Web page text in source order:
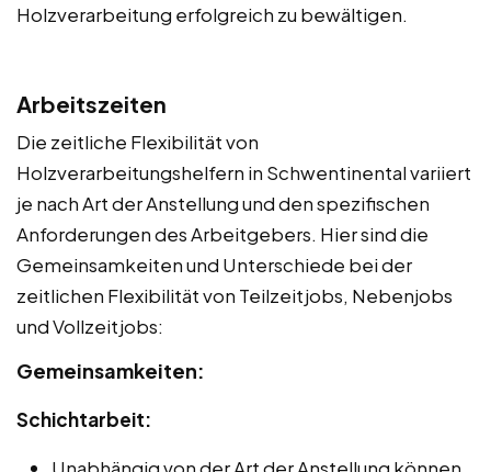
Holzverarbeitung erfolgreich zu bewältigen.
Arbeitszeiten
Die zeitliche Flexibilität von
Holzverarbeitungshelfern in Schwentinental variiert
je nach Art der Anstellung und den spezifischen
Anforderungen des Arbeitgebers. Hier sind die
Gemeinsamkeiten und Unterschiede bei der
zeitlichen Flexibilität von Teilzeitjobs, Nebenjobs
und Vollzeitjobs:
Gemeinsamkeiten:
Schichtarbeit:
Unabhängig von der Art der Anstellung können